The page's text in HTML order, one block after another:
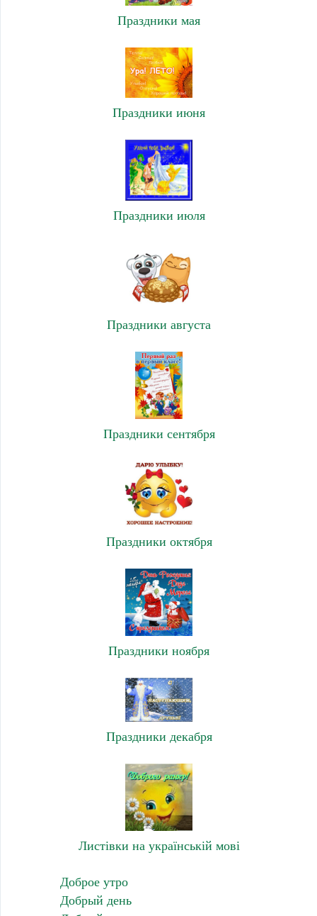
Праздники мая
Праздники июня
Праздники июля
Праздники августа
Праздники сентября
Праздники октября
Праздники ноября
Праздники декабря
Листівки на українській мові
Доброе утро
Добрый день